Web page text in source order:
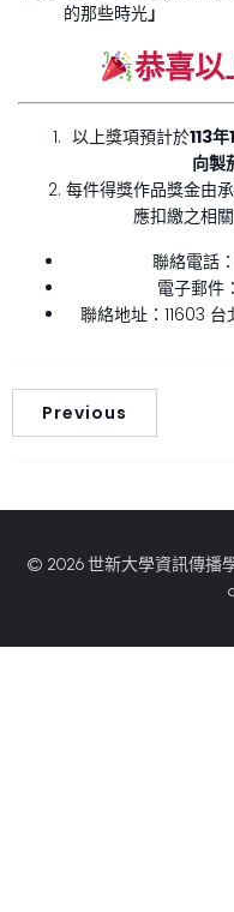
的那些時光」
恭喜以
以上獎項預計於113
向製
每件得獎作品獎金由
應扣繳之相
聯絡電話
電子郵
聯絡地址：11603
Previous
© 2026 世新大學資訊傳播